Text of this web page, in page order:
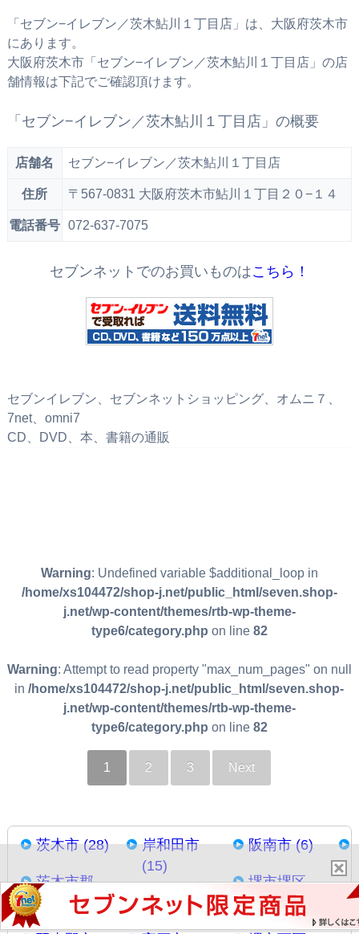
「セブン−イレブン／茨木鮎川１丁目店」は、大阪府茨木市
にあります。
大阪府茨木市「セブン−イレブン／茨木鮎川１丁目店」の店
舗情報は下記でご確認頂けます。
「セブン−イレブン／茨木鮎川１丁目店」の概要
店舗名 セブン−イレブン／茨木鮎川１丁目店
住所 〒567-0831 大阪府茨木市鮎川１丁目２０−１４
電話番号 072-637-7075
セブンネットでのお買いものはこちら！
セブンイレブン、セブンネットショッピング、オムニ７、
7net、omni7
CD、DVD、本、書籍の通販
Warning: Undefined variable $additional_loop in
/home/xs104472/shop-j.net/public_html/seven.shop-
j.net/wp-content/themes/rtb-wp-theme-
type6/category.php on line 82
Warning: Attempt to read property "max_num_pages" on null
in/home/xs104472/shop-j.net/public_html/seven.shop-
j.net/wp-content/themes/rtb-wp-theme-
type6/category.php on line 82
1 2 3 Next
茨木市 (28)
茨木市郡
(1)
岸和田市
(15)
交野市 (5)
阪南市 (6)
堺市堺区
(20)